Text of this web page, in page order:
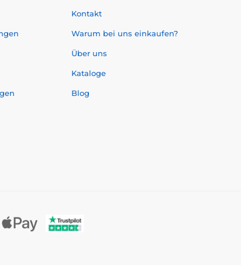
Kontakt
Warum bei uns einkaufen?
Über uns
Kataloge
Blog